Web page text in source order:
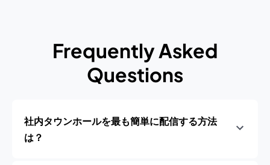
Frequently Asked
Questions
社内タウンホールを最も簡単に配信する方法
は？